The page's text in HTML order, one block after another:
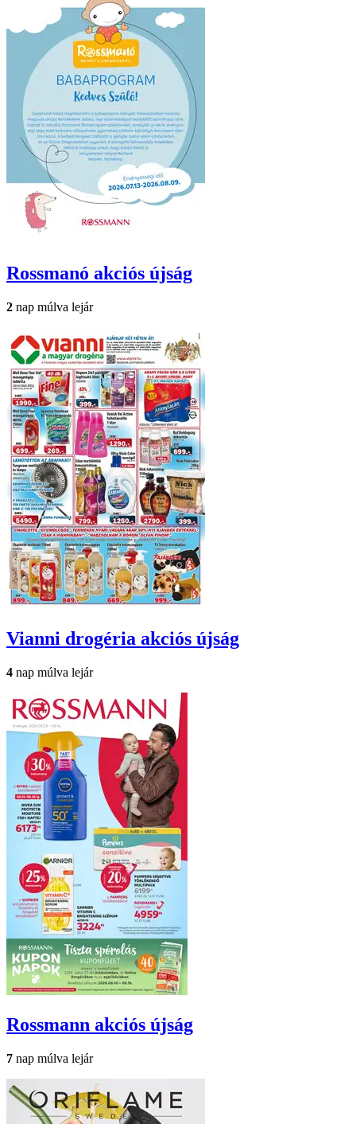
Rossmanó akciós újság
2 nap múlva lejár
Vianni drogéria akciós újság
4 nap múlva lejár
Rossmann akciós újság
7 nap múlva lejár